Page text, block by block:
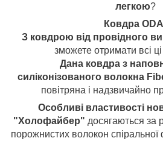
легкою?
Ковдра
З ковдрою від провідного
зможете отримати всі ці
Дана ковдра з
силіконізованого волокна
повітряна і надзвичайно
Особливі властивості
"Холофайбер" досягаються за
порожнистих волокон